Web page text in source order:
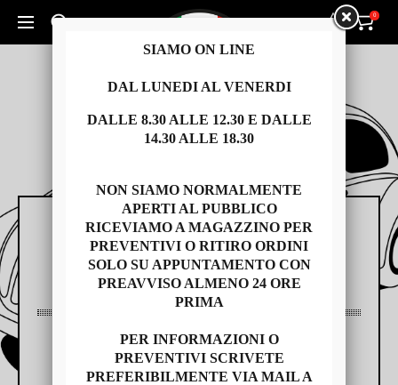
Cerca un prodotto... 0 0
RICAMBI
AUTO USATE
SIAMO ON LINE
DAL LUNEDI AL VENERDI
DALLE 8.30 ALLE 12.30 E DALLE
14.30 ALLE 18.30
NON SIAMO NORMALMENTE
APERTI AL PUBBLICO
RICEVIAMO A MAGAZZINO PER
PREVENTIVI O RITIRO ORDINI
SOLO SU APPUNTAMENTO CON
PREAVVISO ALMENO 24 ORE
PRIMA
PER INFORMAZIONI O
PREVENTIVI SCRIVETE
PREFERIBILMENTE VIA MAIL A